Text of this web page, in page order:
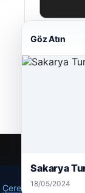
Hastaş
26/05/2026
Çerez Politikamız
Göz Atın
Sakarya
18/05/2024